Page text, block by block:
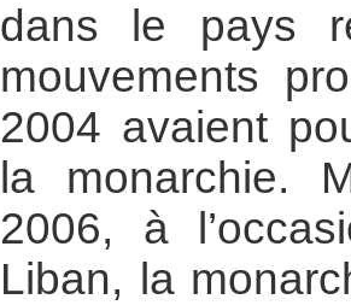
dans le pays
mouvements
2004 avaient
la monarchie.
2006, à
Liban, la